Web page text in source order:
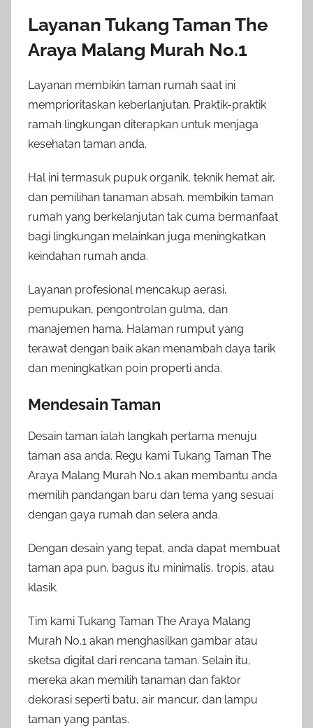
Layanan Tukang Taman The
Araya Malang Murah No.1
Layanan membikin taman rumah saat ini
memprioritaskan keberlanjutan. Praktik-praktik
ramah lingkungan diterapkan untuk menjaga
kesehatan taman anda.
Hal ini termasuk pupuk organik, teknik hemat air,
dan pemilihan tanaman absah. membikin taman
rumah yang berkelanjutan tak cuma bermanfaat
bagi lingkungan melainkan juga meningkatkan
keindahan rumah anda.
Layanan profesional mencakup aerasi,
pemupukan, pengontrolan gulma, dan
manajemen hama. Halaman rumput yang
terawat dengan baik akan menambah daya tarik
dan meningkatkan poin properti anda.
Mendesain Taman
Desain taman ialah langkah pertama menuju
taman asa anda. Regu kami Tukang Taman The
Araya Malang Murah No.1 akan membantu anda
memilih pandangan baru dan tema yang sesuai
dengan gaya rumah dan selera anda.
Dengan desain yang tepat, anda dapat membuat
taman apa pun, bagus itu minimalis, tropis, atau
klasik.
Tim kami Tukang Taman The Araya Malang
Murah No.1 akan menghasilkan gambar atau
sketsa digital dari rencana taman. Selain itu,
mereka akan memilih tanaman dan faktor
dekorasi seperti batu, air mancur, dan lampu
taman yang pantas.